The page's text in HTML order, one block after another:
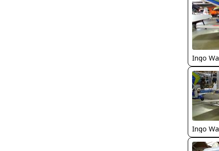
Ingo
Ingo